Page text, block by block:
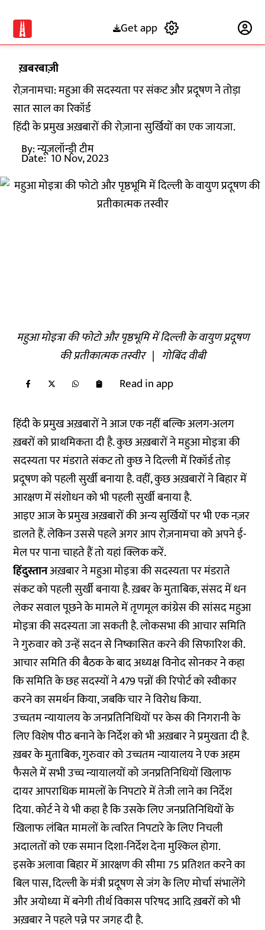
Get app
ख़बरबाज़ी
रोज़नामचा: महुआ की सदस्यता पर संकट और प्रदूषण ने तोड़ा
सात साल का रिकॉर्ड
हिंदी के प्रमुख अख़बारों की रोज़ाना सुर्खियों का एक जायजा.
By:न्यूज़लॉन्ड्री टीम
Date: 10 Nov, 2023
महुआ मोइत्रा की फोटो और पृष्ठभूमि में दिल्ली के वायुण प्रदूषण
की प्रतीकात्मक तस्वीर | गोबिंद वीबी
Read in app
हिंदी के प्रमुख अख़बारों ने आज एक नहीं बल्कि अलग-अलग
ख़बरों को प्राथमिकता दी है. कुछ अख़बारों ने महुआ मोइत्रा की
सदस्यता पर मंडराते संकट तो कुछ ने दिल्ली में रिकॉर्ड तोड़
प्रदूषण को पहली सुर्खी बनाया है. वहीं, कुछ अख़बारों ने बिहार में
आरक्षण में संशोधन को भी पहली सुर्खी बनाया है.
आइए आज के प्रमुख अख़बारों की अन्य सुर्खियों पर भी एक नज़र
डालते हैं. लेकिन उससे पहले अगर आप रोज़नामचा को अपने ई-
मेल पर पाना चाहते हैं तोयहांक्लिक करें.
हिंदुस्तानअख़बार ने महुआ मोइत्रा की सदस्यता पर मंडराते
संकट को पहली सुर्खी बनाया है. ख़बर के मुताबिक, संसद में धन
लेकर सवाल पूछने के मामले में तृणमूल कांग्रेस की सांसद महुआ
मोइत्रा की सदस्यता जा सकती है. लोकसभा की आचार समिति
ने गुरुवार को उन्हें सदन से निष्कासित करने की सिफारिश की.
आचार समिति की बैठक के बाद अध्यक्ष विनोद सोनकर ने कहा
कि समिति के छह सदस्यों ने 479 पन्नों की रिपोर्ट को स्वीकार
करने का समर्थन किया, जबकि चार ने विरोध किया.
उच्चतम न्यायालय के जनप्रतिनिधियों पर केस की निगरानी के
लिए विशेष पीठ बनाने के निर्देश को भी अख़बार ने प्रमुखता दी है.
ख़बर के मुताबिक, गुरुवार को उच्चतम न्यायालय ने एक अहम
फैसले में सभी उच्च न्यायालयों को जनप्रतिनिधियों खिलाफ
दायर आपराधिक मामलों के निपटारे में तेजी लाने का निर्देश
दिया. कोर्ट ने ये भी कहा है कि उसके लिए जनप्रतिनिधियों के
खिलाफ लंबित मामलों के त्वरित निपटारे के लिए निचली
अदालतों को एक समान दिशा-निर्देश देना मुश्किल होगा.
इसके अलावा बिहार में आरक्षण की सीमा 75 प्रतिशत करने का
बिल पास, दिल्ली के मंत्री प्रदूषण से जंग के लिए मोर्चा संभालेंगे
और अयोध्या में बनेगी तीर्थ विकास परिषद आदि ख़बरों को भी
अख़बार ने पहले पन्ने पर जगह दी है.